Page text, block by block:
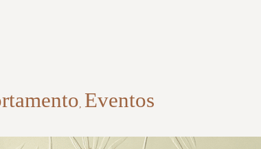
, Eventos